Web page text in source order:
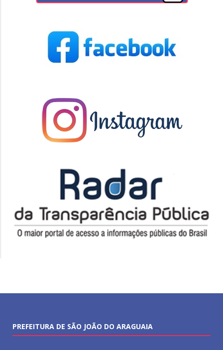
PREFEITURA DE SÃO JOÃO DO ARAGUAIA